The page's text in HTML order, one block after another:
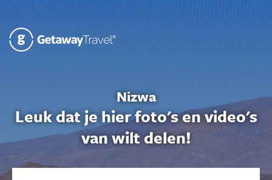
Nizwa
Leuk dat je hier foto's en video's
van wilt delen!